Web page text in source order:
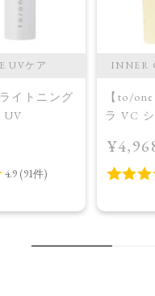
UVケア
イトニング
UV
INNER
【to/
ラ VC
品＞